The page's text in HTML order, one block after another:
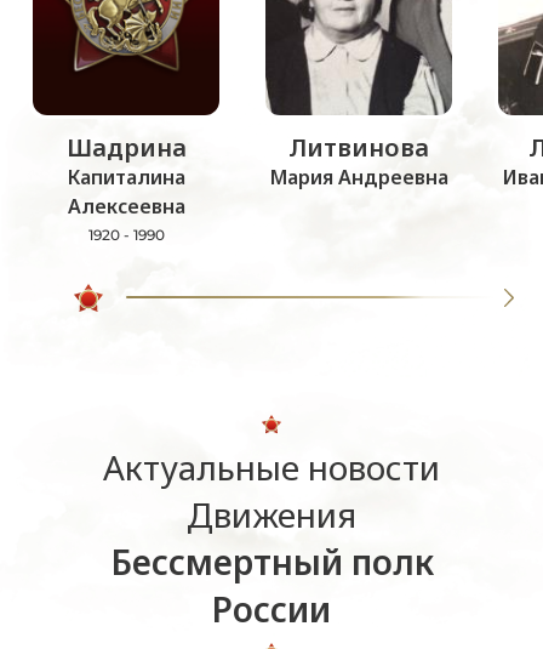
Шадрина
Капиталина
Алексеевна
1920 - 1990
Литвинова
Мария Андреевна
Актуальные новости
Движения
Бессмертный полк
России